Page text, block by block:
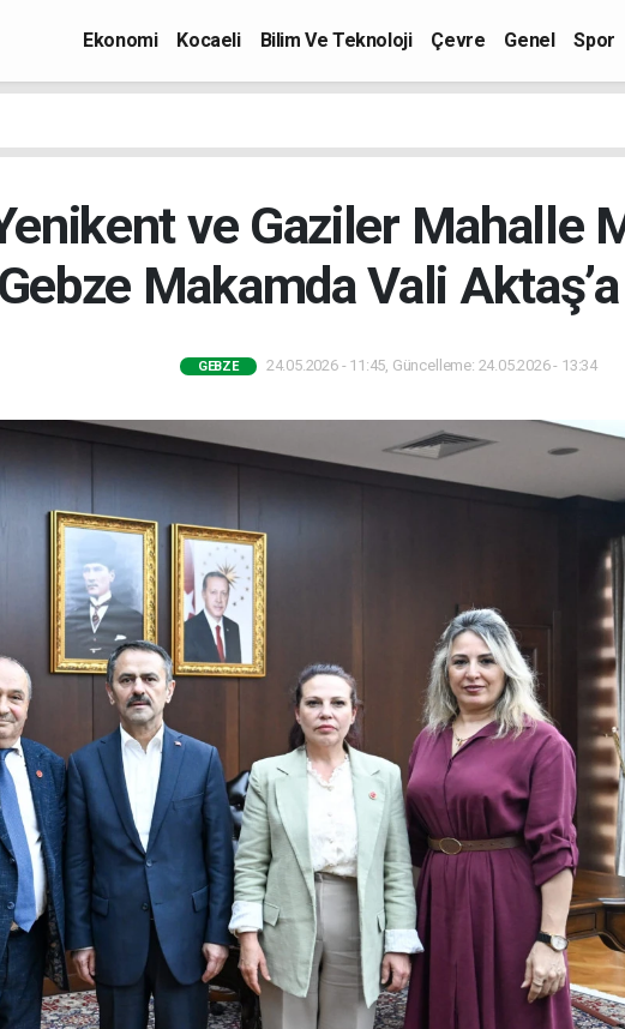
Ekonomi Kocaeli Bilim Ve Teknoloji Çevre Genel Spor
ve Gaziler Mahalle
Gebze Makamda Vali
GEBZE 24.05.2026 - 11:45, Güncelleme: 24.05.2026 - 13:34